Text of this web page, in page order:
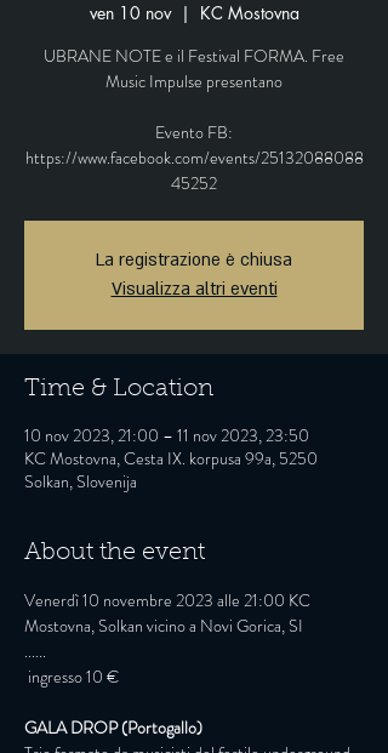
ven 10 nov
  |
KC Mostovna
UBRANE NOTE e il Festival FORMA. Free
Music Impulse presentano
Evento FB:
https://www.facebook.com/events/25132088088
45252
La registrazione è chiusa
Visualizza altri eventi
Time & Location
10 nov 2023, 21:00 – 11 nov 2023, 23:50
KC Mostovna, Cesta IX. korpusa 99a, 5250
Solkan, Slovenija
About the event
Venerdì 10 novembre 2023 alle 21:00 KC
Mostovna, Solkan vicino a Novi Gorica, SI
......
ingresso 10 €
GALA DROP (Portogallo)